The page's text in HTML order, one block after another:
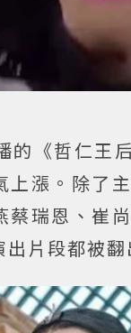
的《哲仁王
上漲。除了
蔡瑞恩、崔
片段都被